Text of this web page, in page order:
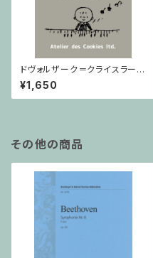
ドヴォルザーク＝クライスラー：
スラヴ幻想曲 ロ短調 from Op.
55-4, Op.75 / ヴァイオリンと
ピアノ
¥1,650
その他の商品